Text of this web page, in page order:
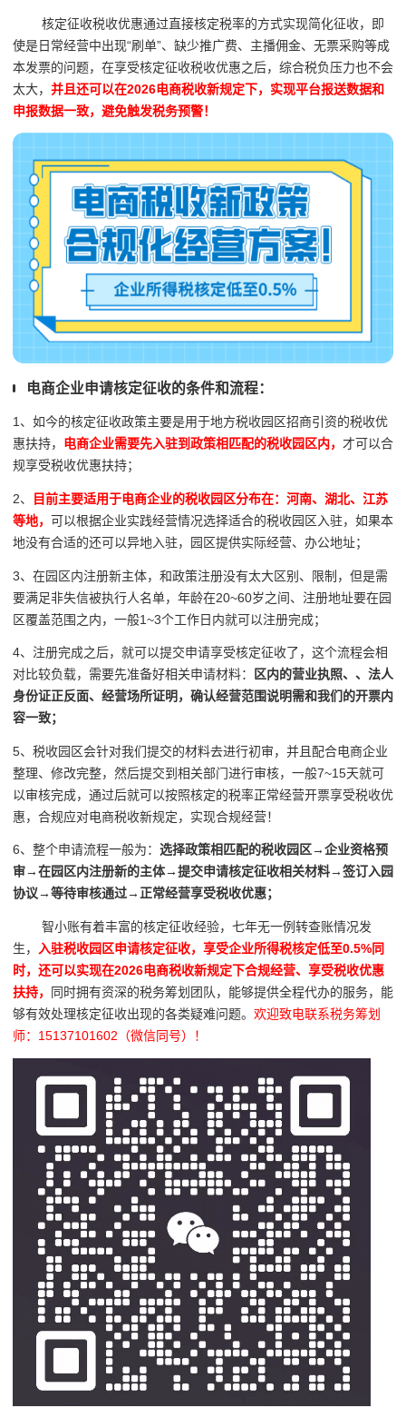
核定征收税收优惠通过直接核定税率的方式实现简化征收，即
使是日常经营中出现“刷单”、缺少推广费、主播佣金、无票采购等成
本发票的问题，在享受核定征收税收优惠之后，综合税负压力也不会
太大， 并且还可以在2026电商税收新规定下，实现平台报送数据和
申报数据一致，避免触发税务预警！
电商企业申请核定征收的条件和流程：
1、如今的核定征收政策主要是用于地方税收园区招商引资的税收优
惠扶持， 电商企业需要先入驻到政策相匹配的税收园区内， 才可以合
规享受税收优惠扶持；
2、
目前主要适用于电商企业的税收园区分布在：河南、湖北、江苏
等地， 可以根据企业实践经营情况选择适合的税收园区入驻，如果本
地没有合适的还可以异地入驻，园区提供实际经营、办公地址；
3、在园区内注册新主体，和政策注册没有太大区别、限制，但是需
要满足非失信被执行人名单，年龄在20~60岁之间、注册地址要在园
区覆盖范围之内，一般1~3个工作日内就可以注册完成；
4、注册完成之后，就可以提交申请享受核定征收了，这个流程会相
对比较负载，需要先准备好相关申请材料：
区内的营业执照、、法人
身份证正反面、经营场所证明， 确认经营范围说明需和我们的开票内
容一致；
5、税收园区会针对我们提交的材料去进行初审，并且配合电商企业
整理、修改完整，然后提交到相关部门进行审核，一般7~15天就可
以审核完成，通过后就可以按照核定的税率正常经营开票享受税收优
惠，合规应对电商税收新规定，实现合规经营！
6、整个申请流程一般为： 选择政策相匹配的税收园区→企业资格预
审→在园区内注册新的主体→提交申请核定征收相关材料→签订入园
协议→等待审核通过→正常经营享受税收优惠；
智小账有着丰富的核定征收经验，七年无一例转查账情况发
生，
入驻税收园区申请核定征收，享受企业所得税核定低至0.5%同
时，还可以实现在2026电商税收新规定下合规经营、享受税收优惠
扶持，
同时拥有资深的税务筹划团队，能够提供全程代办的服务，能
够有效处理核定征收出现的各类疑难问题。 欢迎致电联系税务筹划
师：15137101602（微信同号）！